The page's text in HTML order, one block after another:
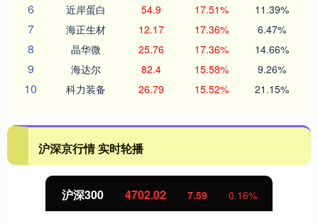
6 近岸蛋白 54.9 17.51% 11.39%
7 海正生材 12.17 17.36% 6.47%
8 晶华微 25.76 17.36% 14.66%
9 海达尔 82.4 15.58% 9.26%
10 科力装备 26.79 15.52% 21.15%
沪深京行情 实时轮播
沪深300 4702.02 7.59 0.16%